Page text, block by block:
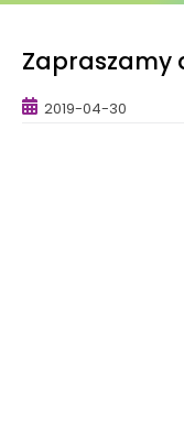
Zapraszamy
2019-04-30